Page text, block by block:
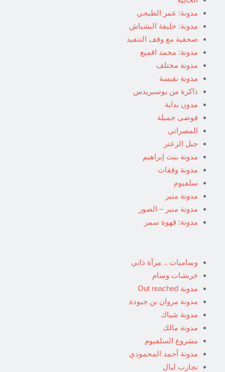
مدونة: عمر الطبجي
مدونة: خليفة البشباش
صحفية مع وقف التنفيذ
مدونة: محمد اقميع
مدونة مختلف
مدونة نفيسة
ذاكرة من يوسبريدس
مدون بداية
فوضى جميلة
المصراتي
جبل الزعتر
مدونة بنت إبراهيم
مدونة وقفات
سلفيوم
مدونة منير
مدونة منير – الصور
مدونة: قهوة سمر
وساميات .. مرآة ذاتي
خربشات وسام
مدونة Out reached
مدونة مروان بن جبودة
مدونة شباك
مدونة مالك
مشروع السلفيوم
مدونة أحمد المحمودي
تجارب ليال